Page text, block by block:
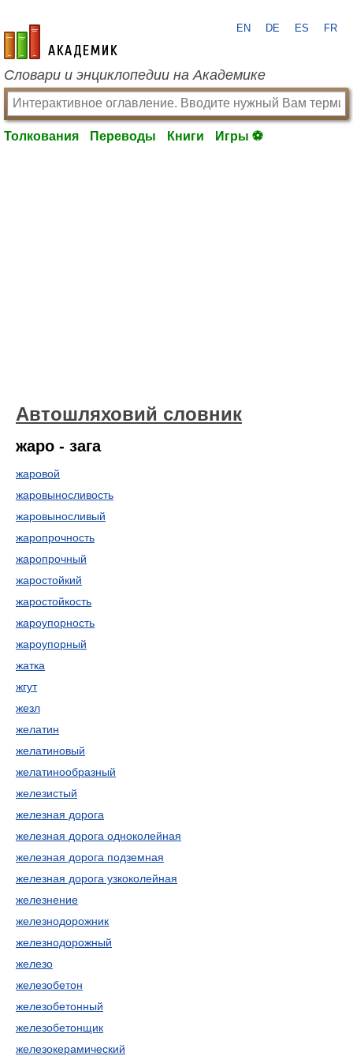
academic.ru
EN DE ES FR
Словари и энциклопедии на Академике
Толкования Переводы Книги Игры ⚽
Автошляховий словник
жаро - зага
жаровой
жаровыносливость
жаровыносливый
жаропрочность
жаропрочный
жаростойкий
жаростойкость
жароупорность
жароупорный
жатка
жгут
жезл
желатин
желатиновый
желатинообразный
железистый
железная дорога
железная дорога одноколейная
железная дорога подземная
железная дорога узкоколейная
железнение
железнодорожник
железнодорожный
железо
железобетон
железобетонный
железобетонщик
железокерамический